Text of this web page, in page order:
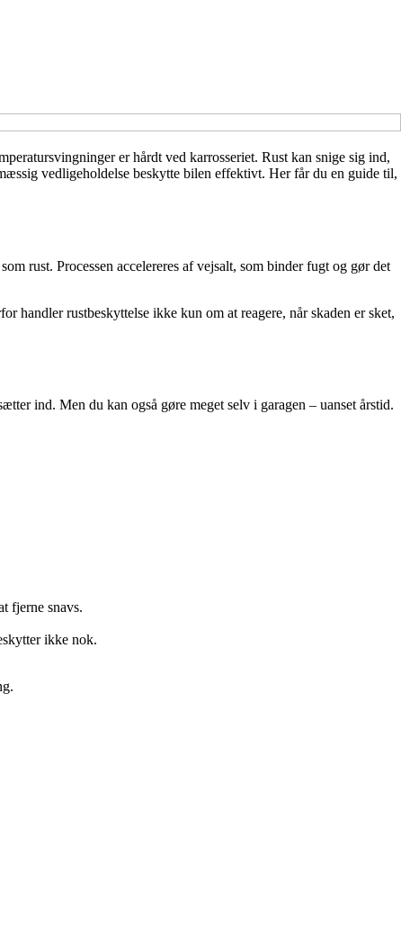
er hårdt ved karrosseriet. Rust kan snige sig ind,
vedligeholdelse beskytte bilen effektivt. Her får du en guide til,
rust. Processen accelereres af vejsalt, som binder fugt og gør det
handler rustbeskyttelse ikke kun om at reagere, når skaden er sket,
ind. Men du kan også gøre meget selv i garagen – uanset årstid.
fjerne snavs.
ikke nok.